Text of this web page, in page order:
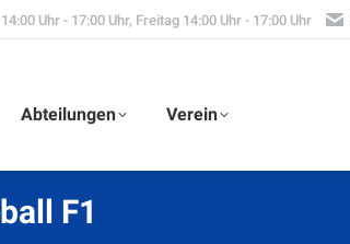
Uhr - 17:00 Uhr, Freitag 14:00 Uhr - 17:00 Uhr
Abteilungen Verein
F1
hier: